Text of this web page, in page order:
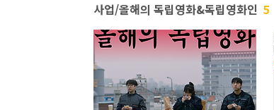
사업/올해의 독립영화&독립영화인 5